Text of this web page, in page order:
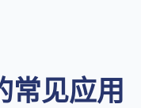
见应用